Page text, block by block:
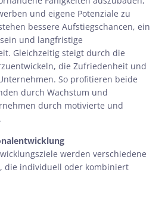
und eigene Potenziale zu
bessere Aufstiegschancen, ein
und langfristige
Gleichzeitig steigt durch die
die Zufriedenheit und
So profitieren beide
durch Wachstum und
durch motivierte und
werden verschiedene
die individuell oder kombiniert